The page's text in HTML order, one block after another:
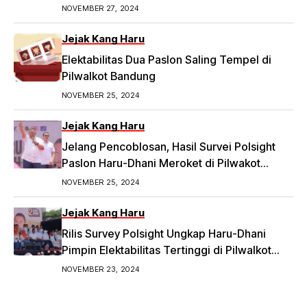
money-politic-ke-bawaslu-segini-nominalnya.
NOVEMBER 27, 2024
Jejak Kang Haru
Elektabilitas Dua Paslon Saling Tempel di
Pilwalkot Bandung
NOVEMBER 25, 2024
Jejak Kang Haru
Jelang Pencoblosan, Hasil Survei Polsight
Paslon Haru-Dhani Meroket di Pilwakot
Bandung
NOVEMBER 25, 2024
Jejak Kang Haru
Rilis Survey Polsight Ungkap Haru-Dhani
Pimpin Elektabilitas Tertinggi di Pilwalkot
Bandung 2024
NOVEMBER 23, 2024